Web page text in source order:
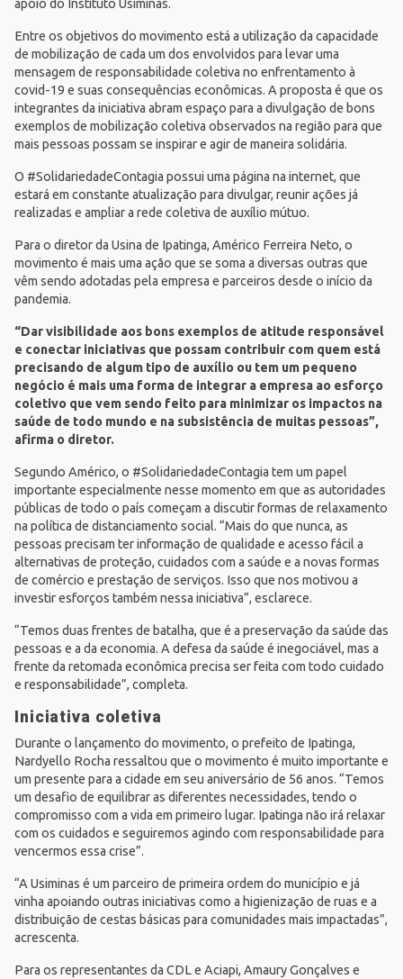
apoio do Instituto Usiminas.
Entre os objetivos do movimento está a utilização da capacidade
de mobilização de cada um dos envolvidos para levar uma
mensagem de responsabilidade coletiva no enfrentamento à
covid-19 e suas consequências econômicas. A proposta é que os
integrantes da iniciativa abram espaço para a divulgação de bons
exemplos de mobilização coletiva observados na região para que
mais pessoas possam se inspirar e agir de maneira solidária.
O #SolidariedadeContagia possui uma página na internet, que
estará em constante atualização para divulgar, reunir ações já
realizadas e ampliar a rede coletiva de auxílio mútuo.
Para o diretor da Usina de Ipatinga, Américo Ferreira Neto, o
movimento é mais uma ação que se soma a diversas outras que
vêm sendo adotadas pela empresa e parceiros desde o início da
pandemia.
“Dar visibilidade aos bons exemplos de atitude responsável
e conectar iniciativas que possam contribuir com quem está
precisando de algum tipo de auxílio ou tem um pequeno
negócio é mais uma forma de integrar a empresa ao esforço
coletivo que vem sendo feito para minimizar os impactos na
saúde de todo mundo e na subsistência de muitas pessoas”,
afirma o diretor.
Segundo Américo, o #SolidariedadeContagia tem um papel
importante especialmente nesse momento em que as autoridades
públicas de todo o país começam a discutir formas de relaxamento
na política de distanciamento social. “Mais do que nunca, as
pessoas precisam ter informação de qualidade e acesso fácil a
alternativas de proteção, cuidados com a saúde e a novas formas
de comércio e prestação de serviços. Isso que nos motivou a
investir esforços também nessa iniciativa”, esclarece.
“Temos duas frentes de batalha, que é a preservação da saúde das
pessoas e a da economia. A defesa da saúde é inegociável, mas a
frente da retomada econômica precisa ser feita com todo cuidado
e responsabilidade”, completa.
Iniciativa coletiva
Durante o lançamento do movimento, o prefeito de Ipatinga,
Nardyello Rocha ressaltou que o movimento é muito importante e
um presente para a cidade em seu aniversário de 56 anos. “Temos
um desafio de equilibrar as diferentes necessidades, tendo o
compromisso com a vida em primeiro lugar. Ipatinga não irá relaxar
com os cuidados e seguiremos agindo com responsabilidade para
vencermos essa crise”.
“A Usiminas é um parceiro de primeira ordem do município e já
vinha apoiando outras iniciativas como a higienização de ruas e a
distribuição de cestas básicas para comunidades mais impactadas”,
acrescenta.
Para os representantes da CDL e Aciapi, Amaury Gonçalves e